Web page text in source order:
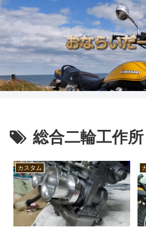
総合二輪工作所
カスタム